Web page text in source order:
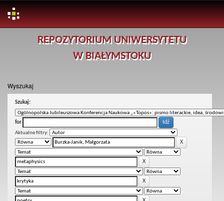
REPOZYTORIUM UNIWERSYTETU
W BIAŁYMSTOKU
Wyszukaj
Szukaj:
for
Aktualne filtry: